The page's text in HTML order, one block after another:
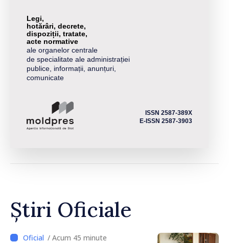
Legi,
hotărâri, decrete,
dispoziții, tratate,
acte normative
ale organelor centrale
de specialitate ale administrației
publice, informații, anunțuri,
comunicate
ISSN 2587-389X
E-ISSN 2587-3903
Știri Oficiale
/ Acum 45 minute